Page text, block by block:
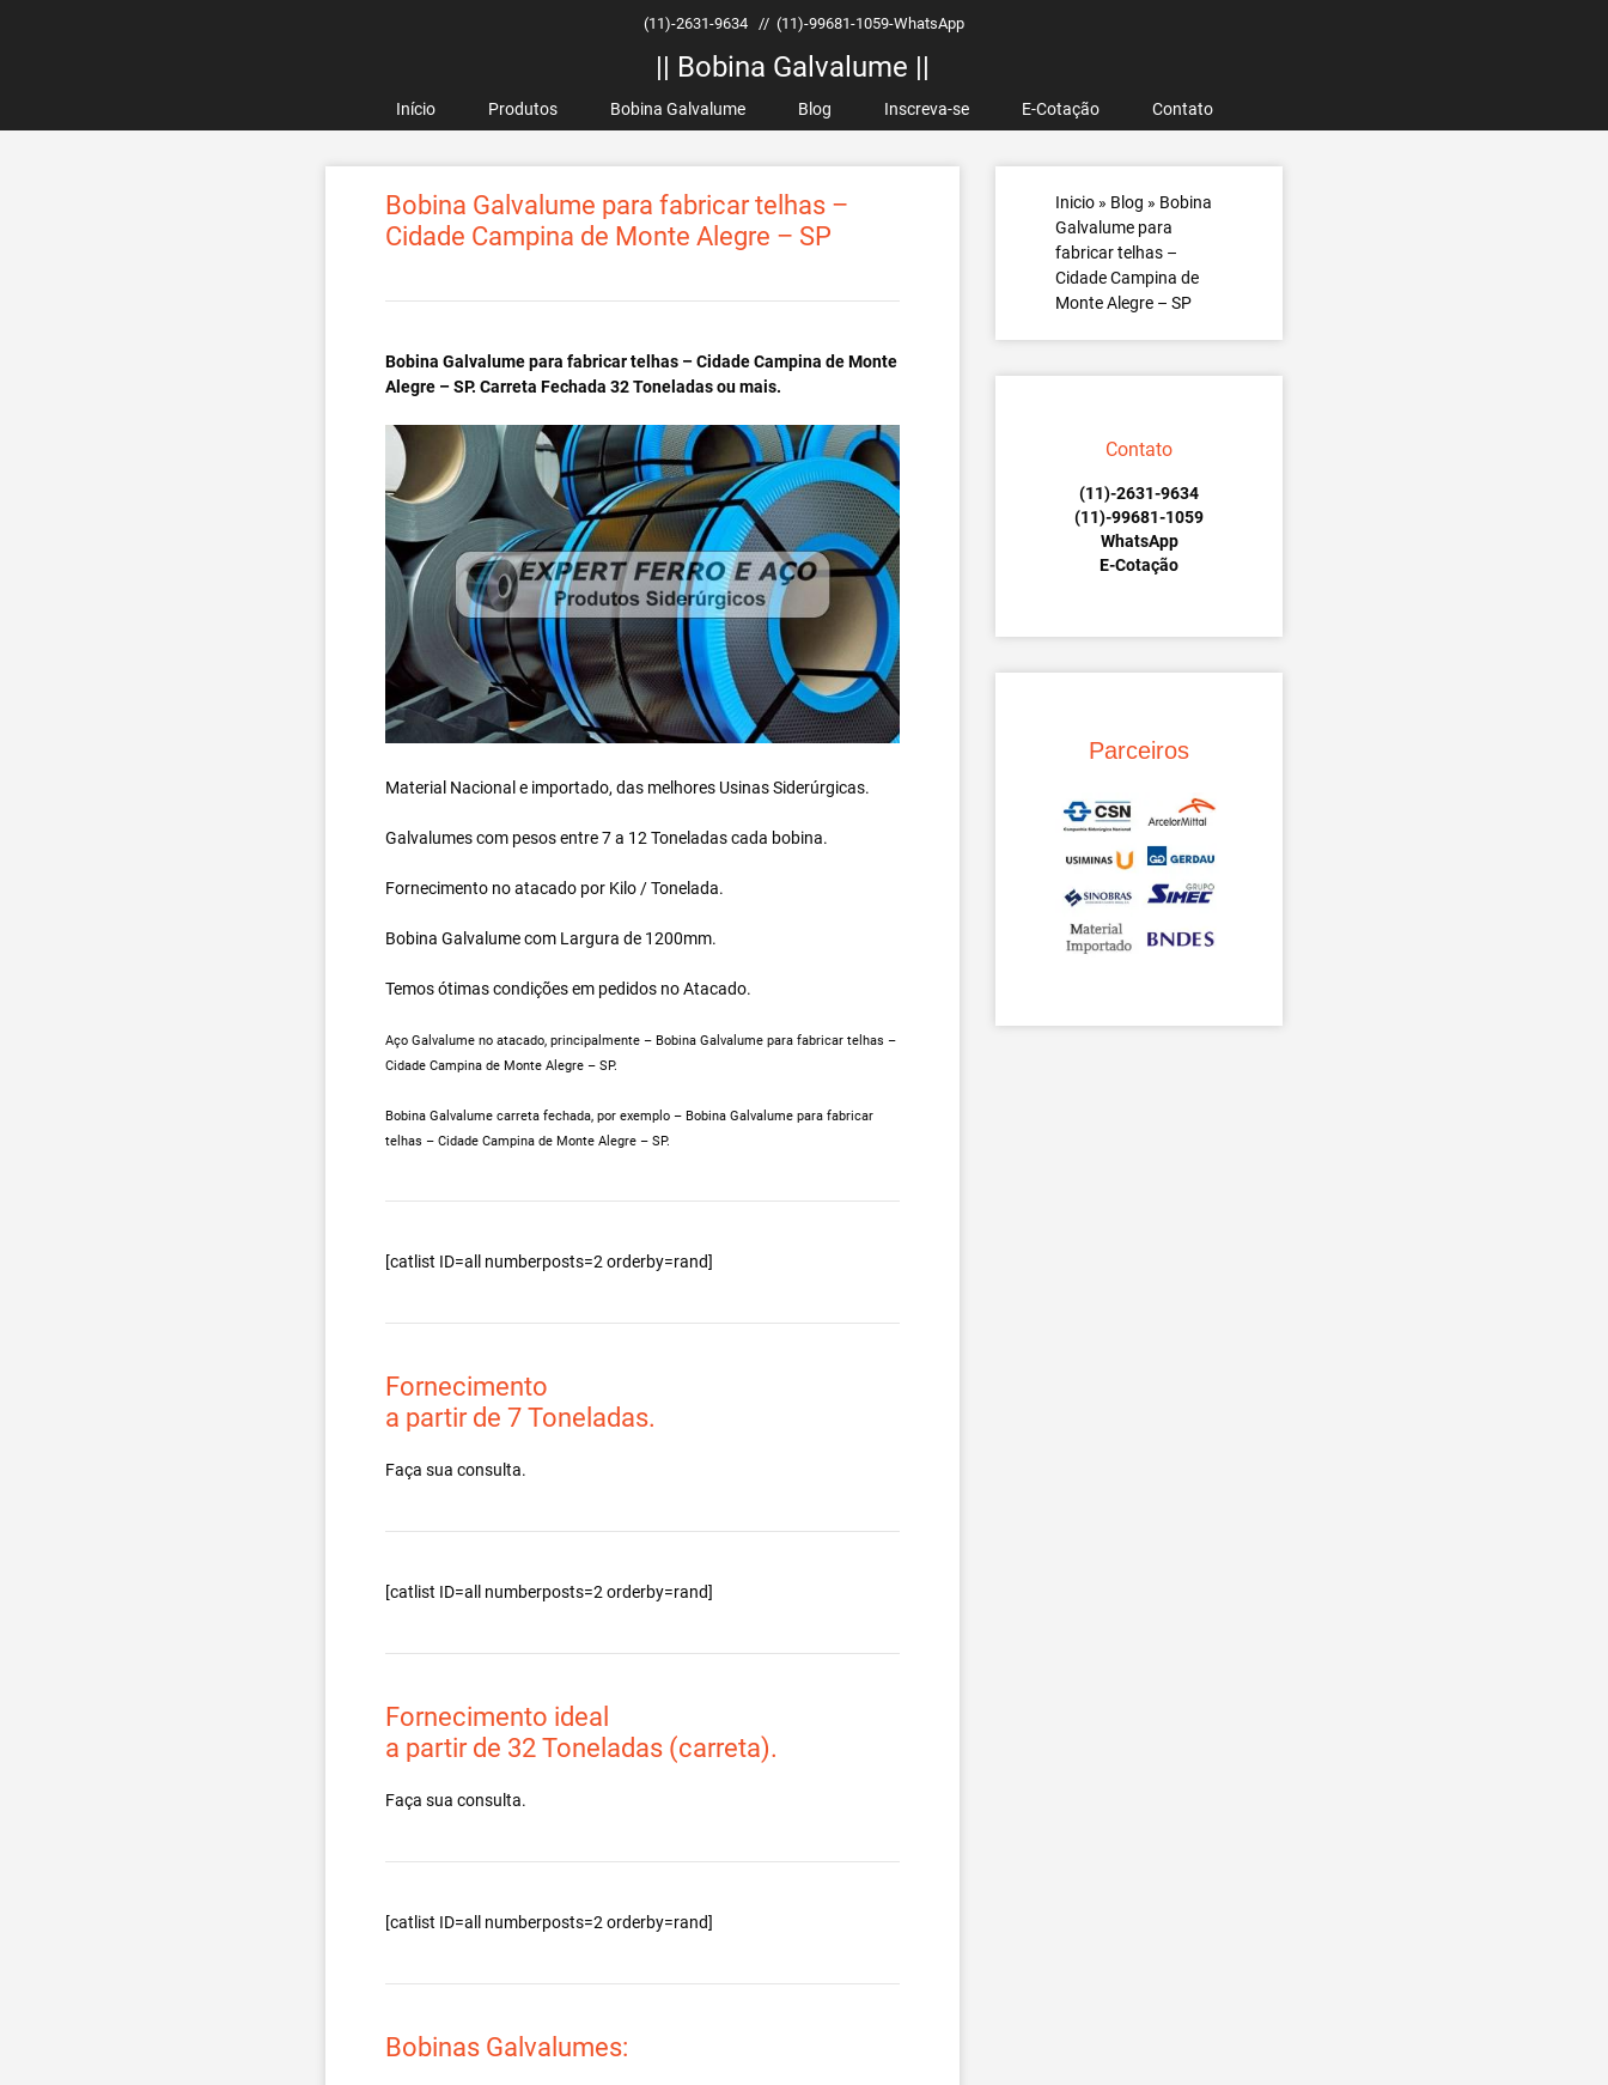
(11)-2631-9634 // (11)-99681-1059-WhatsApp
|| Bobina Galvalume ||
Início Produtos Bobina Galvalume Blog Inscreva-se E-Cotação Contato
Bobina Galvalume para fabricar telhas –
Cidade Campina de Monte Alegre – SP
Bobina Galvalume para fabricar telhas – Cidade Campina de Monte
Alegre – SP. Carreta Fechada 32 Toneladas ou mais.
Material Nacional e importado, das melhores Usinas Siderúrgicas.
Galvalumes com pesos entre 7 a 12 Toneladas cada bobina.
Fornecimento no atacado por Kilo / Tonelada.
Bobina Galvalumecom Largura de 1200mm.
Temos ótimas condições em pedidos no Atacado.
Aço Galvalume no atacado, principalmente – Bobina Galvalume para fabricar telhas –
Cidade Campina de Monte Alegre – SP.
Bobina Galvalume carreta fechada, por exemplo – Bobina Galvalume para fabricar
telhas – Cidade Campina de Monte Alegre – SP.
[catlist ID=all numberposts=2 orderby=rand]
Fornecimento
a partir de 7 Toneladas.
Faça sua consulta.
[catlist ID=all numberposts=2 orderby=rand]
Fornecimento ideal
a partir de 32 Toneladas (carreta).
Faça sua consulta.
[catlist ID=all numberposts=2 orderby=rand]
Bobinas Galvalumes:
Inicio » Blog » Bobina
Galvalume para
fabricar telhas –
Cidade Campina de
Monte Alegre – SP
Contato
(11)-2631-9634
(11)-99681-1059
WhatsApp
E-Cotação
Parceiros